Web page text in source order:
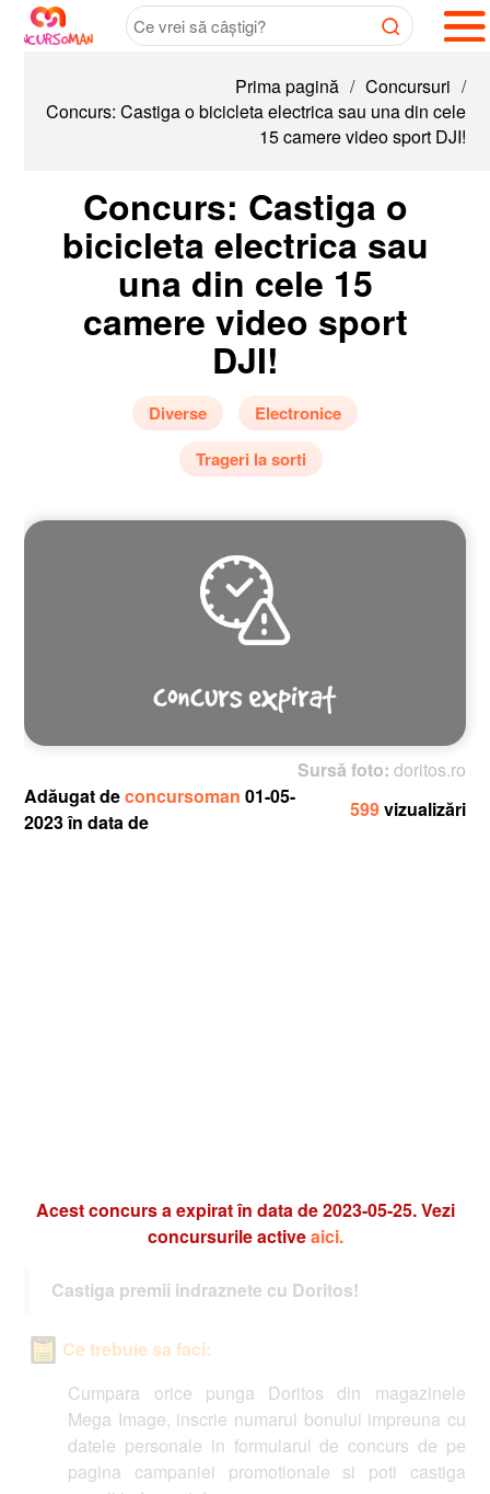
Prima pagină / Concursuri /
Concurs: Castiga o bicicleta electrica sau una din cele
15 camere video sport DJI!
Concurs: Castiga o
bicicleta electrica sau
una din cele 15
camere video sport
DJI!
Diverse
Electronice
Trageri la sorti
Sursă foto:doritos.ro
Adăugat deconcursoman01-05-
2023 în data de
599vizualizări
Acest concurs a expirat în data de 2023-05-25. Vezi
concursurile activeaici.
Castiga premii indraznete cu Doritos!
Ce trebuie sa faci:
Cumpara orice punga Doritos din magazinele
Mega Image, inscrie numarul bonului impreuna cu
datele personale in formularul de concurs de pe
pagina campaniei promotionale si poti castiga